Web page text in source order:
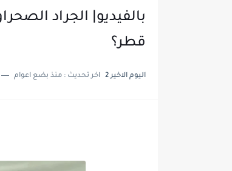
بالفيديو| الجراد
قطر؟
اليوم الاخير 2 اخر تحديث : منذ بضع اعوام